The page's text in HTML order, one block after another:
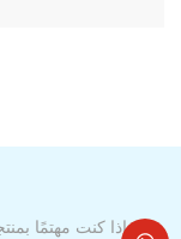
إذا كنت مهتمًا